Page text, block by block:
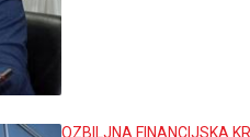
OZBILJNA FINANCIJSKA